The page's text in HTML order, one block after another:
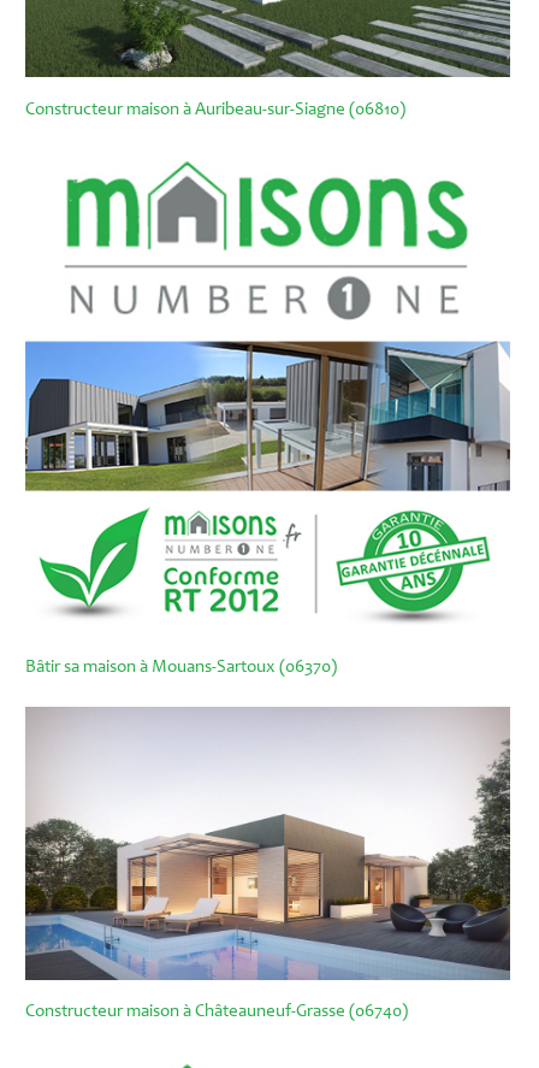
Constructeur maison à Auribeau-sur-Siagne (06810)
Bâtir sa maison à Mouans-Sartoux (06370)
Constructeur maison à Châteauneuf-Grasse (06740)